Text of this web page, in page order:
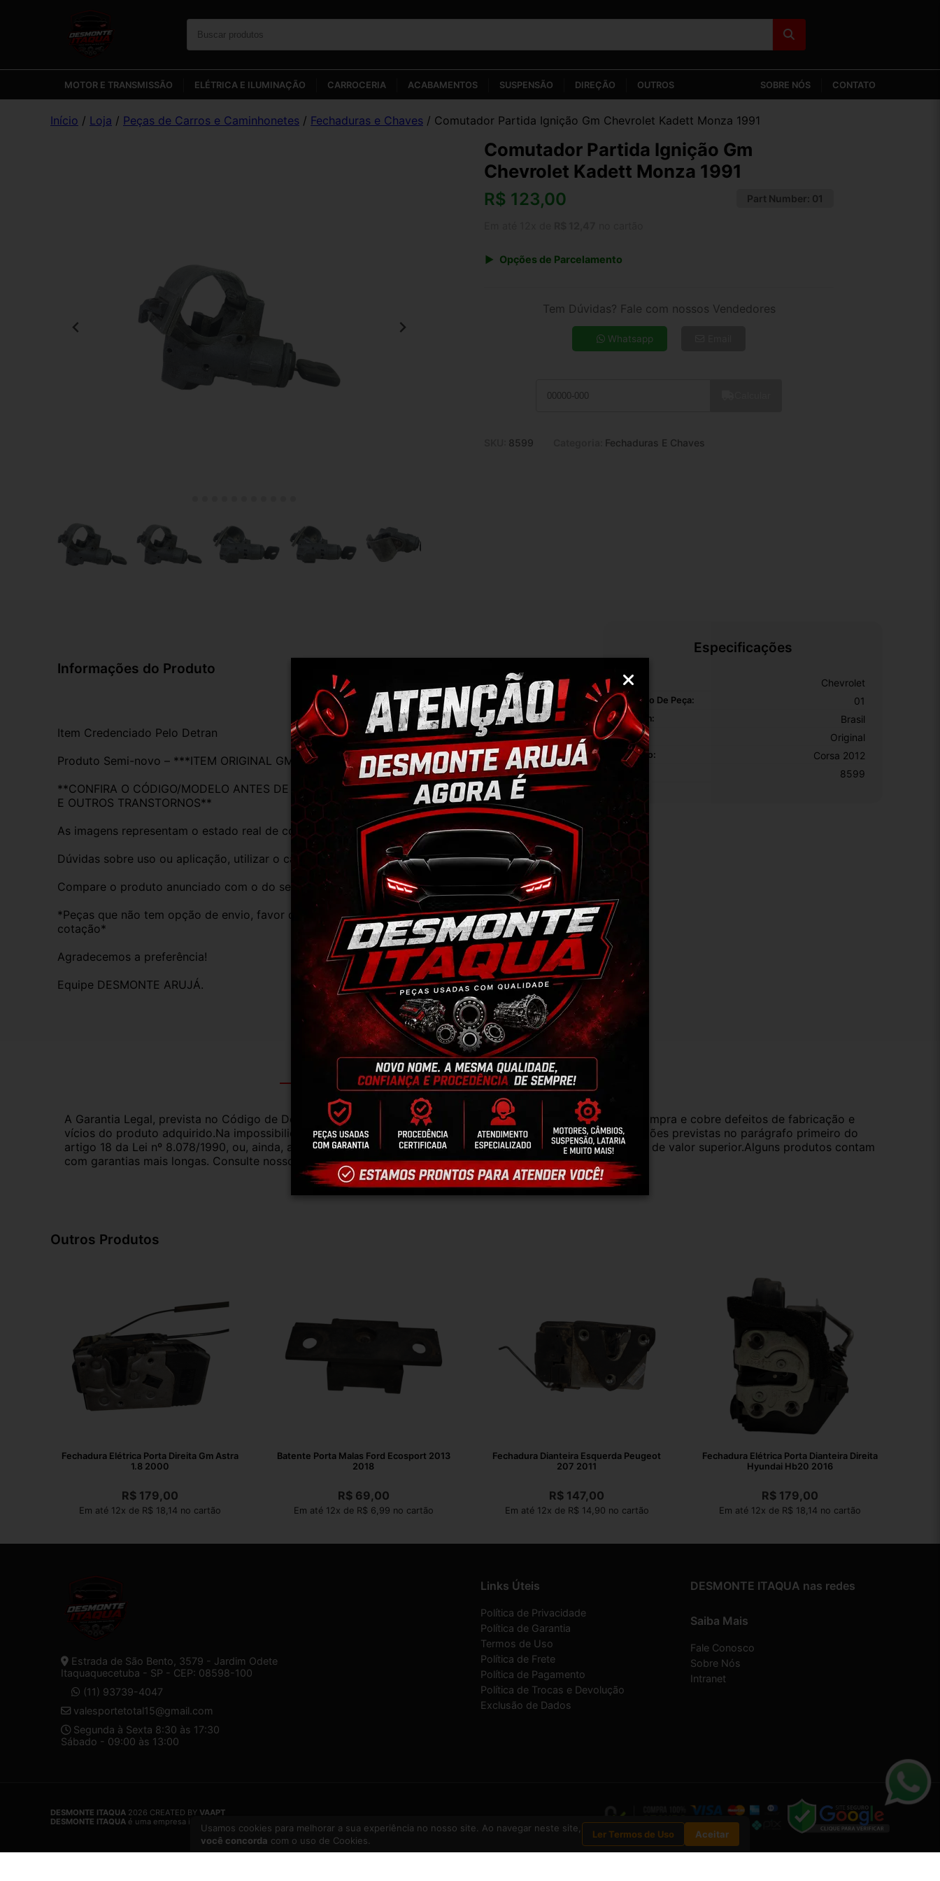
MOTOR E TRANSMISSÃO ELÉTRICA E ILUMINAÇÃO CARROCERIA ACABAMENTOS SUSPENSÃO DIREÇÃO OUTROS SOBRE NÓS CONTATO
Início / Loja / Peças de Carros e Caminhonetes / Fechaduras e Chaves / Comutador Partida Ignição Gm Chevrolet Kadett Monza 1991
Comutador Partida Ignição Gm
Chevrolet Kadett Monza 1991
R$ 123,00 Part Number: 01
Opções de Parcelamento
10x de R$ 14,59
Tem Dúvidas? Fale com nossos Vendedores
Whatsapp
8599 Fechaduras E Chaves
Informações do Produto
Item Credenciado Pelo Detran
Produto Semi-novo – ***ITEM ORIGINAL GM, PRONTO PARA USO***
**CONFIRA O CÓDIGO/MODELO ANTES DE REALIZAR A COMPRA, ISSO EVITA DEVOLUÇÕES
E OUTROS TRANSTORNOS**
As imagens representam o estado real de conservação da peça;
Dúvidas sobre uso ou aplicação, utilizar o campo de perguntas;
Compare o produto anunciado com o do seu veículo, para evitar trocas;
*Peças que não tem opção de envio, favor deixar o CEP na área de perguntas para realizar
cotação*
Agradecemos a preferência!
Equipe DESMONTE ARUJÁ.
Especificações
Marca: Chevrolet
Número De Peça: 01
Origem: Brasil
OEM: Original
Modelo: Corsa 2012
8599
Certificado de Procedência Troca e Devolução
A Garantia Legal, prevista no Código de Defesa do Consumidor, é de 90 (noventa) dias a partir da data da compra e cobre defeitos de fabricação e
vícios do produto adquirido.Na impossibilidade de reparar o produto, o cliente poderá escolher dentre as opções previstas no parágrafo primeiro do
artigo 18 da Lei nº 8.078/1990, ou, ainda, a utilização do crédito como parte do pagamento de outro produto de valor superior.Alguns produtos contam
com garantias mais longas. Consulte nossos vendedores. A ga...
Ler mais
Outros Produtos
Fechadura Elétrica Porta Direita Gm Astra
1.8 2000
R$ 179,00
Em até 12x de R$ 18,14 no cartão
Batente Porta Malas Ford Ecosport 2013
2018
R$69,00
Em até 12x de R$ 6,99 no cartão
Fechadura Dianteira Esquerda Peugeot
207 2011
R$ 147,00
Em até 12x de R$ 14,90 no cartão
Fechadura Elétrica Porta Dianteira Direita
Hyundai Hb20 2016
R$ 179,00
Em até 12x de R$ 18,14 no cartão
Estrada de São Bento, 3579 - Jardim Odete
Itaquaquecetuba - SP - CEP: 08598-100
(11) 93739-4047
valesportetotal15@gmail.com
Segunda à Sexta 8:30 às 17:30
Sábado - 09:00 às 13:00
Links Úteis
Política de Privacidade
Política de Garantia
Termos de Uso
Política de Frete
Política de Pagamento
Política de Trocas e Devolução
Exclusão de Dados
DESMONTE ITAQUA nas redes
Saiba Mais
Fale Conosco
Sobre Nós
Intranet
DESMONTE ITAQUA 2026 CREATED BY VAAPT
DESMONTE ITAQUA é uma empresa inscrita no CNPJ
Usamos cookies para melhorar a sua experiência no nosso site. Ao navegar neste site,
você concorda com o uso de Cookies.
Ler Termos de Uso Aceitar